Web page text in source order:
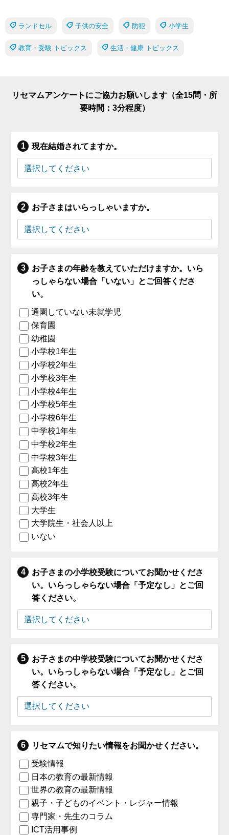
ランドセル 子供の安全 防犯 小学生
教育・受験 トピックス 生活・健康 トピックス
リセマムアンケートにご協力お願いします（全15問・所
要時間：3分程度）
現在結婚されてますか。
お子さまはいらっしゃいますか。
お子さまの年齢を教えていただけますか。いら
っしゃらない場合「いない」とご回答くださ
い。
通園していない未就学児
保育園
幼稚園
小学校1年生
小学校2年生
小学校3年生
小学校4年生
小学校5年生
小学校6年生
中学校1年生
中学校2年生
中学校3年生
高校1年生
高校2年生
高校3年生
大学生
大学院生・社会人以上
いない
お子さまの小学校受験についてお聞かせくださ
い。いらっしゃらない場合「予定なし」とご回
答ください。
お子さまの中学校受験についてお聞かせくださ
い。いらっしゃらない場合「予定なし」とご回
答ください。
リセマムで知りたい情報をお聞かせください。
受験情報
日本の教育の最新情報
世界の教育の最新情報
親子・子どものイベント・レジャー情報
専門家・先生のコラム
ICT活用事例